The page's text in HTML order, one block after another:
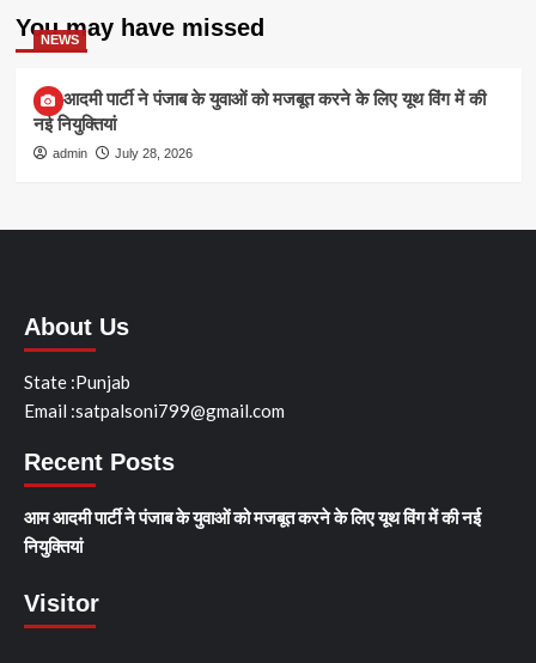
You may have missed
NEWS
आम आदमी पार्टी ने पंजाब के युवाओं को मजबूत करने के लिए यूथ विंग में की
नई नियुक्तियां
admin July 28, 2026
About Us
State :Punjab
Email :satpalsoni799@gmail.com
Recent Posts
आम आदमी पार्टी ने पंजाब के युवाओं को मजबूत करने के लिए यूथ विंग में की नई
नियुक्तियां
Visitor